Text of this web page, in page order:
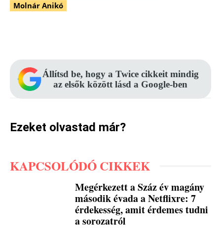
Molnár Anikó
Állítsd be, hogy a Twice cikkeit mindig
az elsők között lásd a Google-ben
Ezeket olvastad már?
KAPCSOLÓDÓ CIKKEK
Megérkezett a Száz év magány
második évada a Netflixre: 7
érdekesség, amit érdemes tudni
a sorozatról